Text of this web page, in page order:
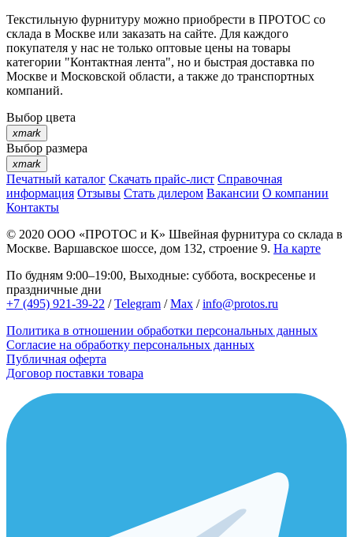
Текстильную фурнитуру можно приобрести в ПРОТОС со
склада в Москве или заказать на сайте. Для каждого
покупателя у нас не только оптовые цены на товары
категории "Контактная лента", но и быстрая доставка по
Москве и Московской области, а также до транспортных
компаний.
Выбор цвета
xmark
Выбор размера
xmark
Печатный каталог Скачать прайс-лист Справочная
информация Отзывы Стать дилером Вакансии О компании
Контакты
© 2020 ООО «ПРОТОС и К» Швейная фурнитура со склада в
Москве. Варшавское шоссе, дом 132, строение 9. На карте
По будням 9:00–19:00, Выходные: суббота, воскресенье и
праздничные дни
+7 (495) 921-39-22 /Telegram /Max /info@protos.ru
Политика в отношении обработки персональных данных
Согласие на обработку персональных данных
Публичная оферта
Договор поставки товара